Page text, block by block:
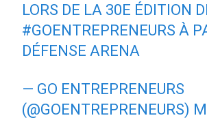
LORS DE LA 30E ÉDITION
#GOENTREPRENEURS À
DÉFENSE ARENA
— GO ENTREPRENEURS
(@GOENTREPRENEURS)